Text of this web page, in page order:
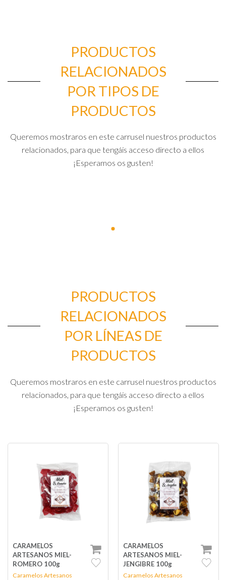
PRODUCTOS
RELACIONADOS
POR TIPOS DE
PRODUCTOS
Queremos mostraros en este carrusel nuestros productos
relacionados, para que tengáis acceso directo a ellos
¡Esperamos os gusten!
PRODUCTOS
RELACIONADOS
POR LÍNEAS DE
PRODUCTOS
Queremos mostraros en este carrusel nuestros productos
relacionados, para que tengáis acceso directo a ellos
¡Esperamos os gusten!
CARAMELOS
ARTESANOS MIEL-
JENGIBRE 100g
Caramelos Artesanos
CARAMELOS
ARTESANOS MIEL
NARANJA-CÚRCUMA
100g